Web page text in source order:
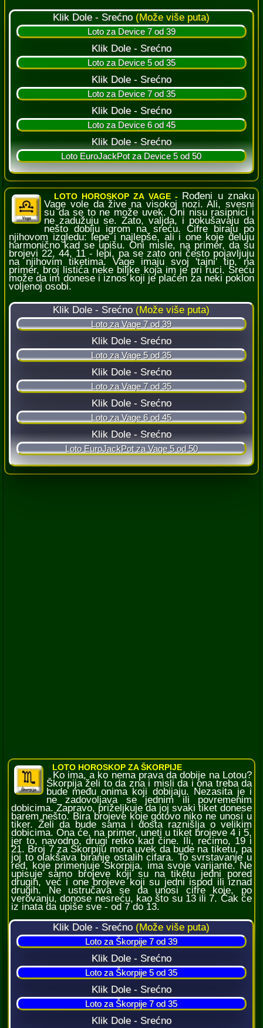
LOTO HOROSKOP ZA VAGE - Rođeni u znaku
Vage vole da žive na visokoj nozi. Ali, svesni
su da se to ne može uvek. Oni nisu rasipnici i
ne zadužuju se. Zato, valjda, i pokušavaju da
nešto dobiju igrom na sreću. Cifre biraju po
njihovom izgledu: lepe i najlepše, ali i one koje deluju
harmonično kad se upišu. Oni misle, na primer, da su
brojevi 22, 44, 11 - lepi, pa se zato oni često pojavljuju
na njihovim tiketima. Vage imaju svoj 'tajni' tip, na
primer, broj listića neke biljke koja im je pri ruci. Sreću
može da im donese i iznos koji je plaćen za neki poklon
voljenoj osobi.
LOTO HOROSKOP ZA ŠKORPIJE
Ko ima, a ko nema prava da dobije na Lotou?
Škorpija želi to da zna i misli da i ona treba da
bude među onima koji dobijaju. Nezasita je i
ne zadovoljava se jednim ili povremenim
dobicima. Zapravo, priželjkuje da joj svaki tiket donese
barem nešto. Bira brojeve koje gotovo niko ne unosi u
tiker. Želi da bude sama i dosta raznišlja o velikim
dobicima. Ona će, na primer, uneti u tiket brojeve 4 i 5,
jer to, navodno, drugi retko kad čine. Ili, recimo, 19 i
21. Broj 7 za Škorpiju mora uvek da bude na tiketu, pa
joj to olakšava biranje ostalih cifara. To svrstavanje u
red, koje primenjuje Škorpija, ima svoje varijante. Ne
upisuje samo brojeve koji su na tiketu jedni pored
drugih, već i one brojeve koji su jedni ispod ili iznad
drugih. Ne ustručava se da unosi cifre koje, po
verovanju, donose nesreću, kao što su 13 ili 7. Čak će
iz inata da upiše sve - od 7 do 13.